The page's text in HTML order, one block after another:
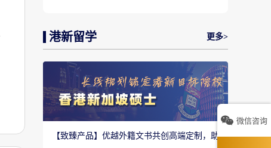
港新留学 更多>
【致臻产品】优越外籍文书共创高端定制，助
微信咨询